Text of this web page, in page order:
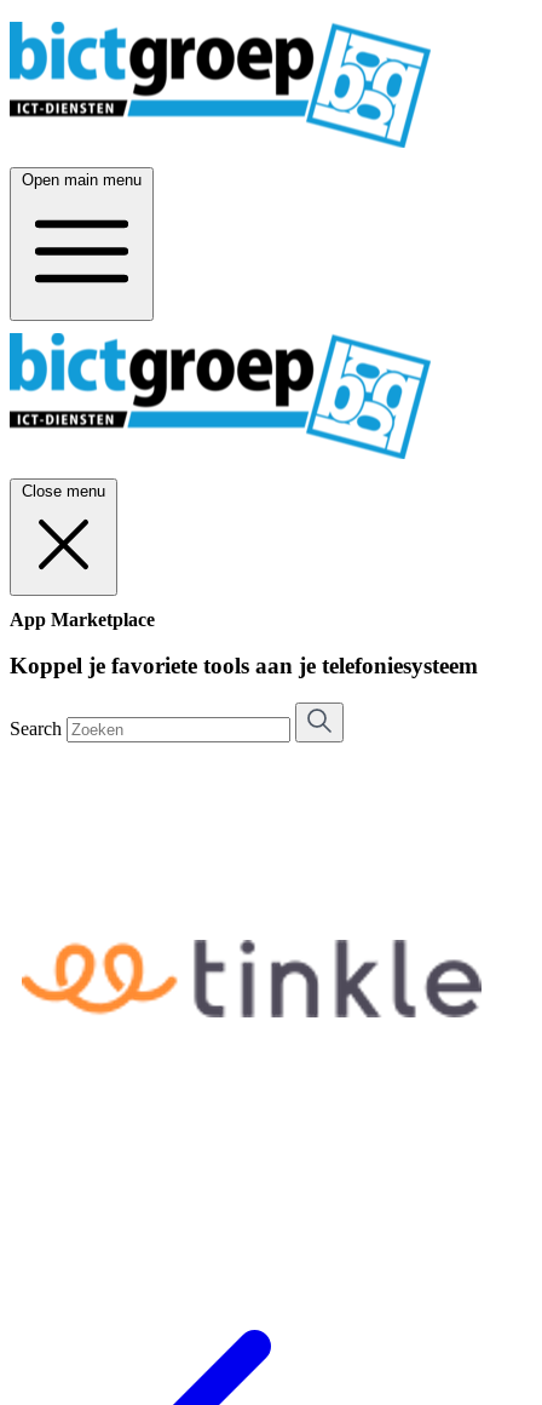
Open main menu
Close menu
App Marketplace
Koppel je favoriete tools aan je telefoniesysteem
Search